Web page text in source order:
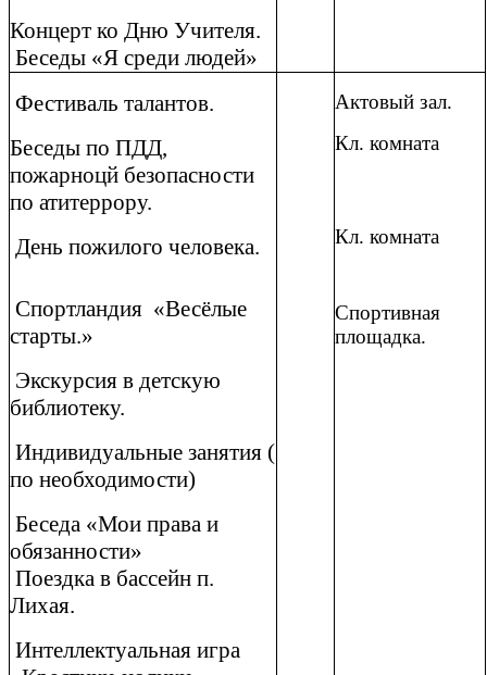
Концерт ко Дню Учителя.
Беседы «Я среди людей»
Фестиваль талантов.
Беседы по ПДД,
пожарноцй безопасности
по атитеррору.
День пожилого человека.
Спортландия «Весёлые
старты.»
Экскурсия в детскую
библиотеку.
Индивидуальные занятия (
по необходимости)
Беседа «Мои права и
обязанности»
Поездка в бассейн п.
Лихая.
Интеллектуальная игра
Актовый зал.
Кл. комната
Кл. комната
Спортивная
площадка.